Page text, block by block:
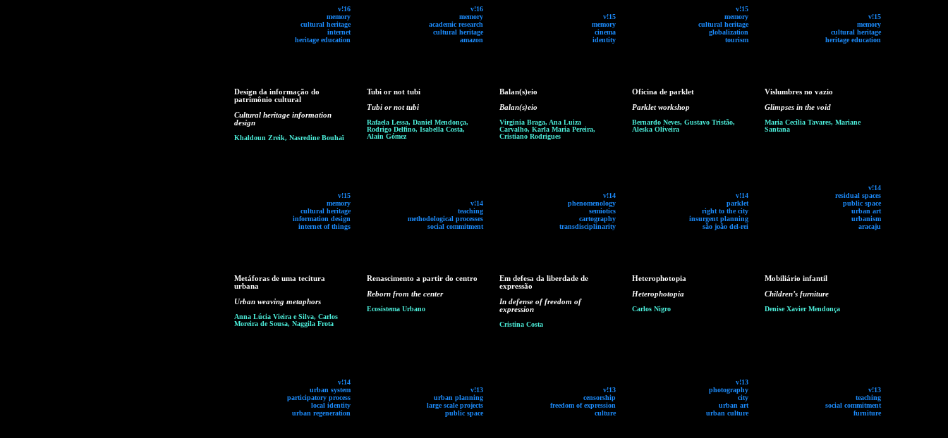
v!16
memory
cultural heritage
internet
heritage education
v!16
memory
academic research
cultural heritage
amazon
v!15
memory
cinema
identity
v!15
memory
cultural heritage
globalization
tourism
v!15
memory
cultural heritage
heritage education
Design da informação do
patrimônio cultural
Cultural heritage information
design
Khaldoun Zreik, Nasredine Bouhaï
v!15
memory
cultural heritage
information design
internet of things
Tubi or not tubi
Tubi or not tubi
Rafaela Lessa, Daniel Mendonça,
Rodrigo Delfino, Isabella Costa,
Alain Gómez
v!14
teaching
methodological processes
social commitment
Balan(s)eio
Balan(s)eio
Virginia Braga, Ana Luiza
Carvalho, Karla Maria Pereira,
Cristiano Rodrigues
v!14
phenomenology
semiotics
cartography
transdisciplinarity
Oficina de parklet
Parklet workshop
Bernardo Neves, Gustavo Tristão,
Aleska Oliveira
v!14
parklet
right to the city
insurgent planning
são joão del-rei
Vislumbres no vazio
Glimpses in the void
Maria Cecília Tavares, Mariane
Santana
v!14
residual spaces
public space
urban art
urbanism
aracaju
Metáforas de uma tecitura
urbana
Urban weaving metaphors
Anna Lúcia Vieira e Silva, Carlos
Moreira de Sousa, Naggila Frota
v!14
urban system
participatory process
local identity
urban regeneration
Renascimento a partir do centro
Reborn from the center
Ecosistema Urbano
v!13
urban planning
large scale projects
public space
Em defesa da liberdade de
expressão
In defense of freedom of
expression
Cristina Costa
v!13
censorship
freedom of expression
culture
Heterophotopia
Heterophotopia
Carlos Nigro
v!13
photography
city
urban art
urban culture
Mobiliário infantil
Children’s furniture
Denise Xavier Mendonça
v!13
teaching
social commitment
furniture